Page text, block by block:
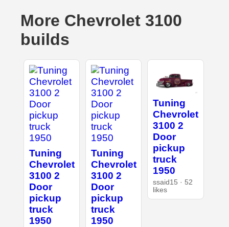
More Chevrolet 3100
builds
Tuning
Chevrolet
3100 2
Door
pickup
truck
1950
Tuning
Chevrolet
3100 2
Door
pickup
truck
1950
Tuning
Chevrolet
3100 2
Door
pickup
truck
1950
ssaid15 · 52
likes